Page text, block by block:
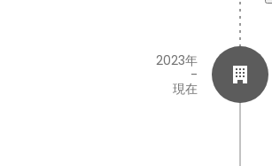
2023年
-
現在